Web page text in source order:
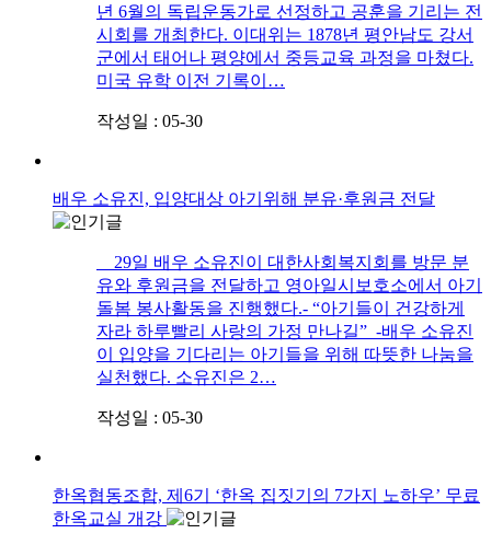
년 6월의 독립운동가로 선정하고 공훈을 기리는 전
시회를 개최한다. 이대위는 1878년 평안남도 강서
군에서 태어나 평양에서 중등교육 과정을 마쳤다.
미국 유학 이전 기록이…
작성일 : 05-30
배우 소유진, 입양대상 아기위해 분유·후원금 전달
29일 배우 소유진이 대한사회복지회를 방문 분
유와 후원금을 전달하고 영아일시보호소에서 아기
돌봄 봉사활동을 진행했다.- “아기들이 건강하게
자라 하루빨리 사랑의 가정 만나길” -​배우 소유진
이 입양을 기다리는 아기들을 위해 따뜻한 나눔을
실천했다. 소유진은 2…
작성일 : 05-30
한옥협동조합, 제6기 ‘한옥 집짓기의 7가지 노하우’ 무료
한옥교실 개강